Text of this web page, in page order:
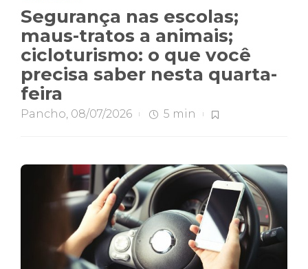
Segurança nas escolas;
maus-tratos a animais;
cicloturismo: o que você
precisa saber nesta quarta-
feira
Pancho, 08/07/2026 5 min